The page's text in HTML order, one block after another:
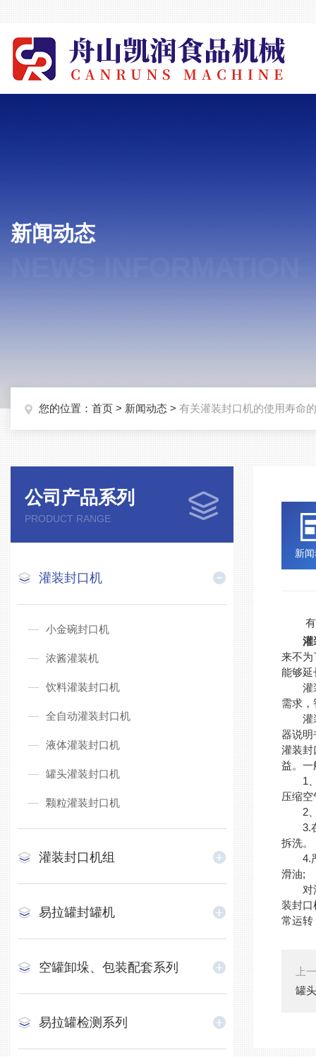
新闻动态
您的位置： 首页 > 新闻动态 > 有关灌装封口机的使用寿命
公司产品系列
PRODUCT RANGE
灌装封口机
小金碗封口机
浓酱灌装机
饮料灌装封口机
全自动灌装封口机
液体灌装封口机
罐头灌装封口机
颗粒灌装封口机
灌装封口机组
易拉罐封罐机
空罐卸垛、包装配套系列
易拉罐检测系列
新
有关
灌
来不为
能够延
灌装
需求
灌装
器说明
灌装封
益。一
1、
压缩
2、
3.在
拆洗。
4.严
滑油;
对灌
装封口
常运转
上
罐